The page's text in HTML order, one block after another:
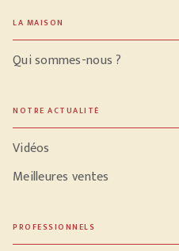
LA MAISON
Qui sommes-nous ?
NOTRE ACTUALITÉ
Vidéos
Meilleures ventes
PROFESSIONNELS